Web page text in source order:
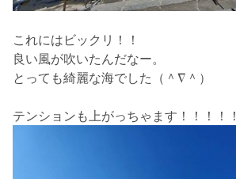
これにはビックリ！！
良い風が吹いたんだなー。
とっても綺麗な海でした（＾∇＾）
テンションも上がっちゃます！！！！！